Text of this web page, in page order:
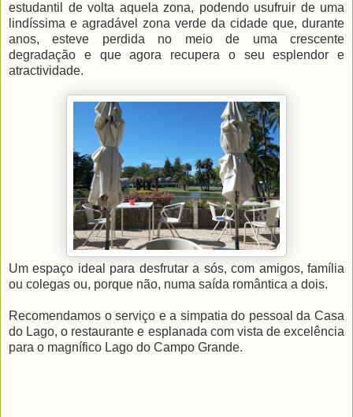
estudantil de volta aquela zona, podendo usufruir de uma
lindíssima e agradável zona verde da cidade que, durante
anos, esteve perdida no meio de uma crescente
degradação e que agora recupera o seu esplendor e
atractividade.
Um espaço ideal para desfrutar a sós, com amigos, família
ou colegas ou, porque não, numa saída romântica a dois.
Recomendamos o serviço e a simpatia do pessoal da Casa
do Lago, o restaurante e esplanada com vista de excelência
para o magnífico Lago do Campo Grande.